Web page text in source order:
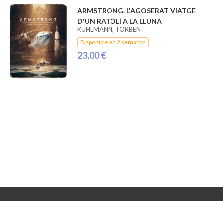
ARMSTRONG. L'AGOSERAT VIATGE
D'UN RATOLÍ A LA LLUNA
KUHLMANN, TORBEN
Disponible en 2 semanas
23,00 €